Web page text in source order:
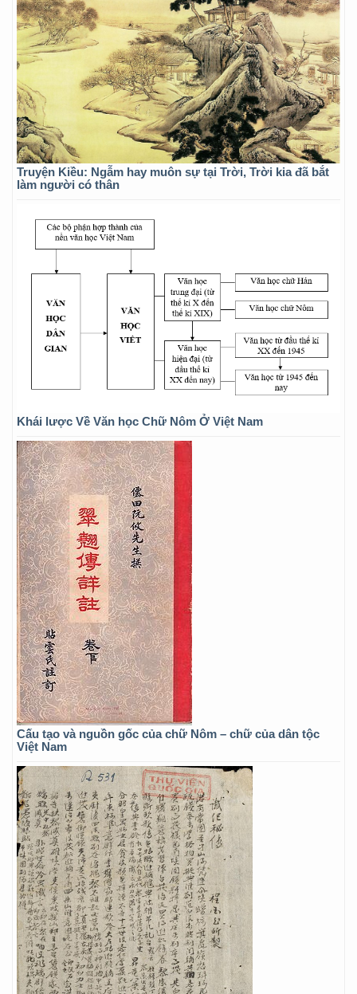
Truyện Kiều: Ngẫm hay muôn sự tại Trời, Trời kia đã bắt
làm người có thân
Khái lược Về Văn học Chữ Nôm Ở Việt Nam
Cấu tạo và nguồn gốc của chữ Nôm – chữ của dân tộc
Việt Nam